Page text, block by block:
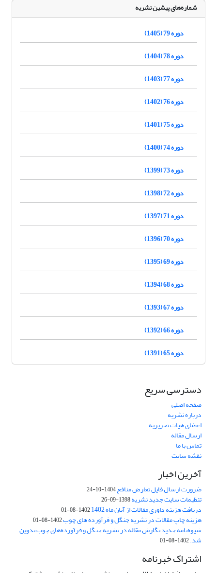
شماره‌های پیشین نشریه
دوره 79 (1405)
دوره 78 (1404)
دوره 77 (1403)
دوره 76 (1402)
دوره 75 (1401)
دوره 74 (1400)
دوره 73 (1399)
دوره 72 (1398)
دوره 71 (1397)
دوره 70 (1396)
دوره 69 (1395)
دوره 68 (1394)
دوره 67 (1393)
دوره 66 (1392)
دوره 65 (1391)
دسترسی سریع
صفحه اصلی
درباره نشریه
اعضای هیات تحریریه
ارسال مقاله
تماس با ما
نقشه سایت
آخرین اخبار
ضرورت ارسال فایل تعارض منافع1404-10-24
تنظیمات سایت جدید نشریه1398-09-26
دریافت هزینه داوری مقالات از آبان ماه 1402 1402-08-01
هزینه چاپ مقالات در نشریه جنگل و فرآورده های چوب1402-08-01
شیوه‌نامه جدید نگارش مقاله در نشریه جنگل و فرآورده‌های چوب تدوین
شد.1402-08-01
اشتراک خبرنامه